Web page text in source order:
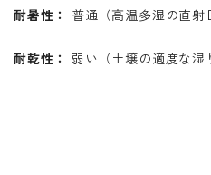
耐暑性： 普通（高温多湿の直射
耐乾性： 弱い（土壌の適度な湿